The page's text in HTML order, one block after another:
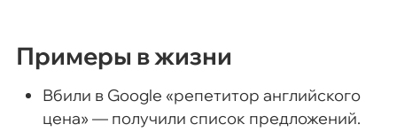
Примеры в жизни
Вбили в Google «репетитор английского
цена» — получили список предложений.